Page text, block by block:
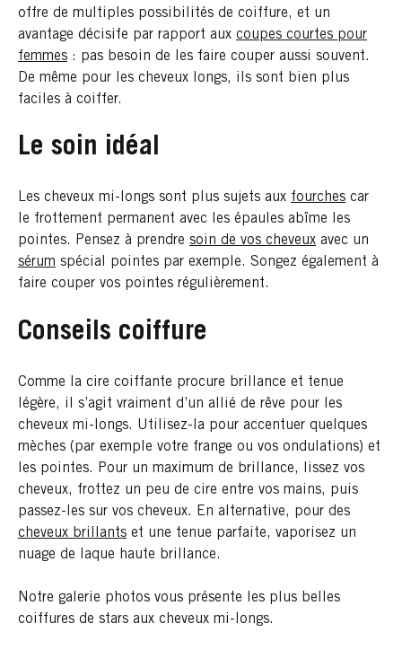
offre de multiples possibilités de coiffure, et un
avantage décisife par rapport aux coupes courtes pour
femmes : pas besoin de les faire couper aussi souvent.
De même pour les cheveux longs, ils sont bien plus
faciles à coiffer.
Le soin idéal
Les cheveux mi-longs sont plus sujets aux fourches car
le frottement permanent avec les épaules abîme les
pointes. Pensez à prendre soin de vos cheveux avec un
sérum spécial pointes par exemple. Songez également à
faire couper vos pointes régulièrement.
Conseils coiffure
Comme la cire coiffante procure brillance et tenue
légère, il s’agit vraiment d’un allié de rêve pour les
cheveux mi-longs. Utilisez-la pour accentuer quelques
mèches (par exemple votre frange ou vos ondulations) et
les pointes. Pour un maximum de brillance, lissez vos
cheveux, frottez un peu de cire entre vos mains, puis
passez-les sur vos cheveux. En alternative, pour des
cheveux brillants et une tenue parfaite, vaporisez un
nuage de laque haute brillance.
Notre galerie photos vous présente les plus belles
coiffures de stars aux cheveux mi-longs.